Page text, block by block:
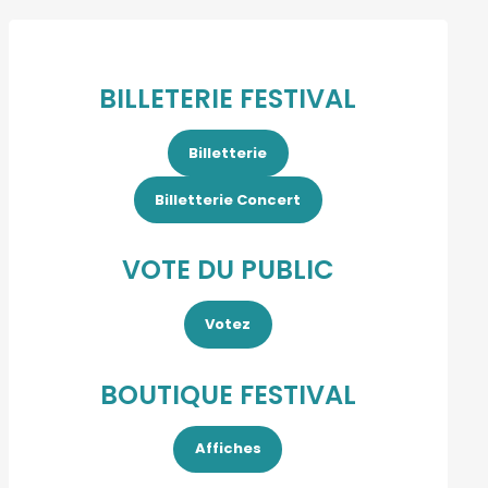
BILLETERIE FESTIVAL
Billetterie
Billetterie Concert
VOTE DU PUBLIC
Votez
BOUTIQUE FESTIVAL
Affiches